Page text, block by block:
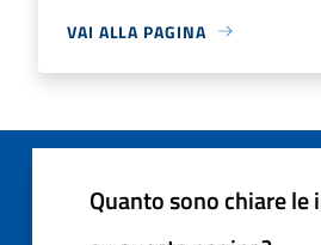
VAI ALLA PAGINA
Quanto sono chiare